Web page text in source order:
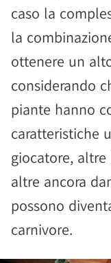
caso la
la
ottenere un
considerando
piante hanno
caratteristiche
giocatore,
altre ancora
possono
carnivore.